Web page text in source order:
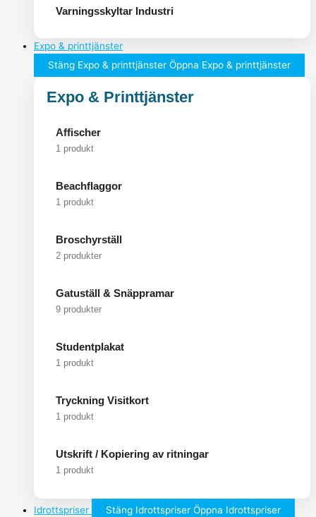
Varningsskyltar Industri
Expo & printtjänster
Stäng Expo & printtjänster Öppna Expo & printtjänster
Expo & Printtjänster
Affischer
1 produkt
Beachflaggor
1 produkt
Broschyrställ
2 produkter
Gatuställ & Snäppramar
9 produkter
Studentplakat
1 produkt
Tryckning Visitkort
1 produkt
Utskrift / Kopiering av ritningar
1 produkt
Idrottspriser Stäng Idrottspriser Öppna Idrottspriser